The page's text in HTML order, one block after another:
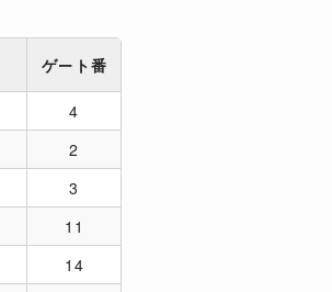
ゲート番
4
2
3
11
14